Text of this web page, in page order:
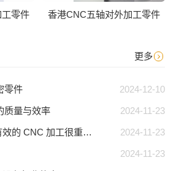
零件 香港CNC五轴对外加工零件
更多
2024-12-10
零件
2024-11-23
质量与效率
2024-11-23
为什么切削液对于有效的 CNC 加工很重要？
2024-11-23